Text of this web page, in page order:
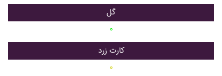
گل
۰
کارت زرد
۰